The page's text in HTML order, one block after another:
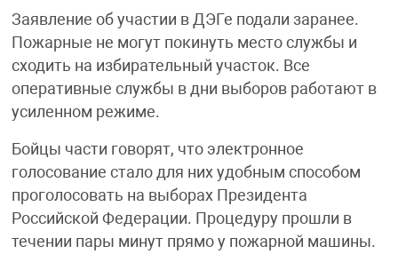
Заявление об участии в ДЭГе подали заранее.
Пожарные не могут покинуть место службы и
сходить на избирательный участок. Все
оперативные службы в дни выборов работают в
усиленном режиме.
Бойцы части говорят, что электронное
голосование стало для них удобным способом
проголосовать на выборах Президента
Российской Федерации. Процедуру прошли в
течении пары минут прямо у пожарной машины.